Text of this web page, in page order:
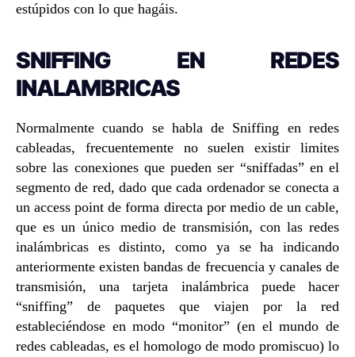
estúpidos con lo que hagáis.
SNIFFING EN REDES
INALAMBRICAS
Normalmente cuando se habla de Sniffing en redes
cableadas, frecuentemente no suelen existir limites
sobre las conexiones que pueden ser “sniffadas” en el
segmento de red, dado que cada ordenador se conecta a
un access point de forma directa por medio de un cable,
que es un único medio de transmisión, con las redes
inalámbricas es distinto, como ya se ha indicando
anteriormente existen bandas de frecuencia y canales de
transmisión, una tarjeta inalámbrica puede hacer
“sniffing” de paquetes que viajen por la red
estableciéndose en modo “monitor” (en el mundo de
redes cableadas, es el homologo de modo promiscuo) lo